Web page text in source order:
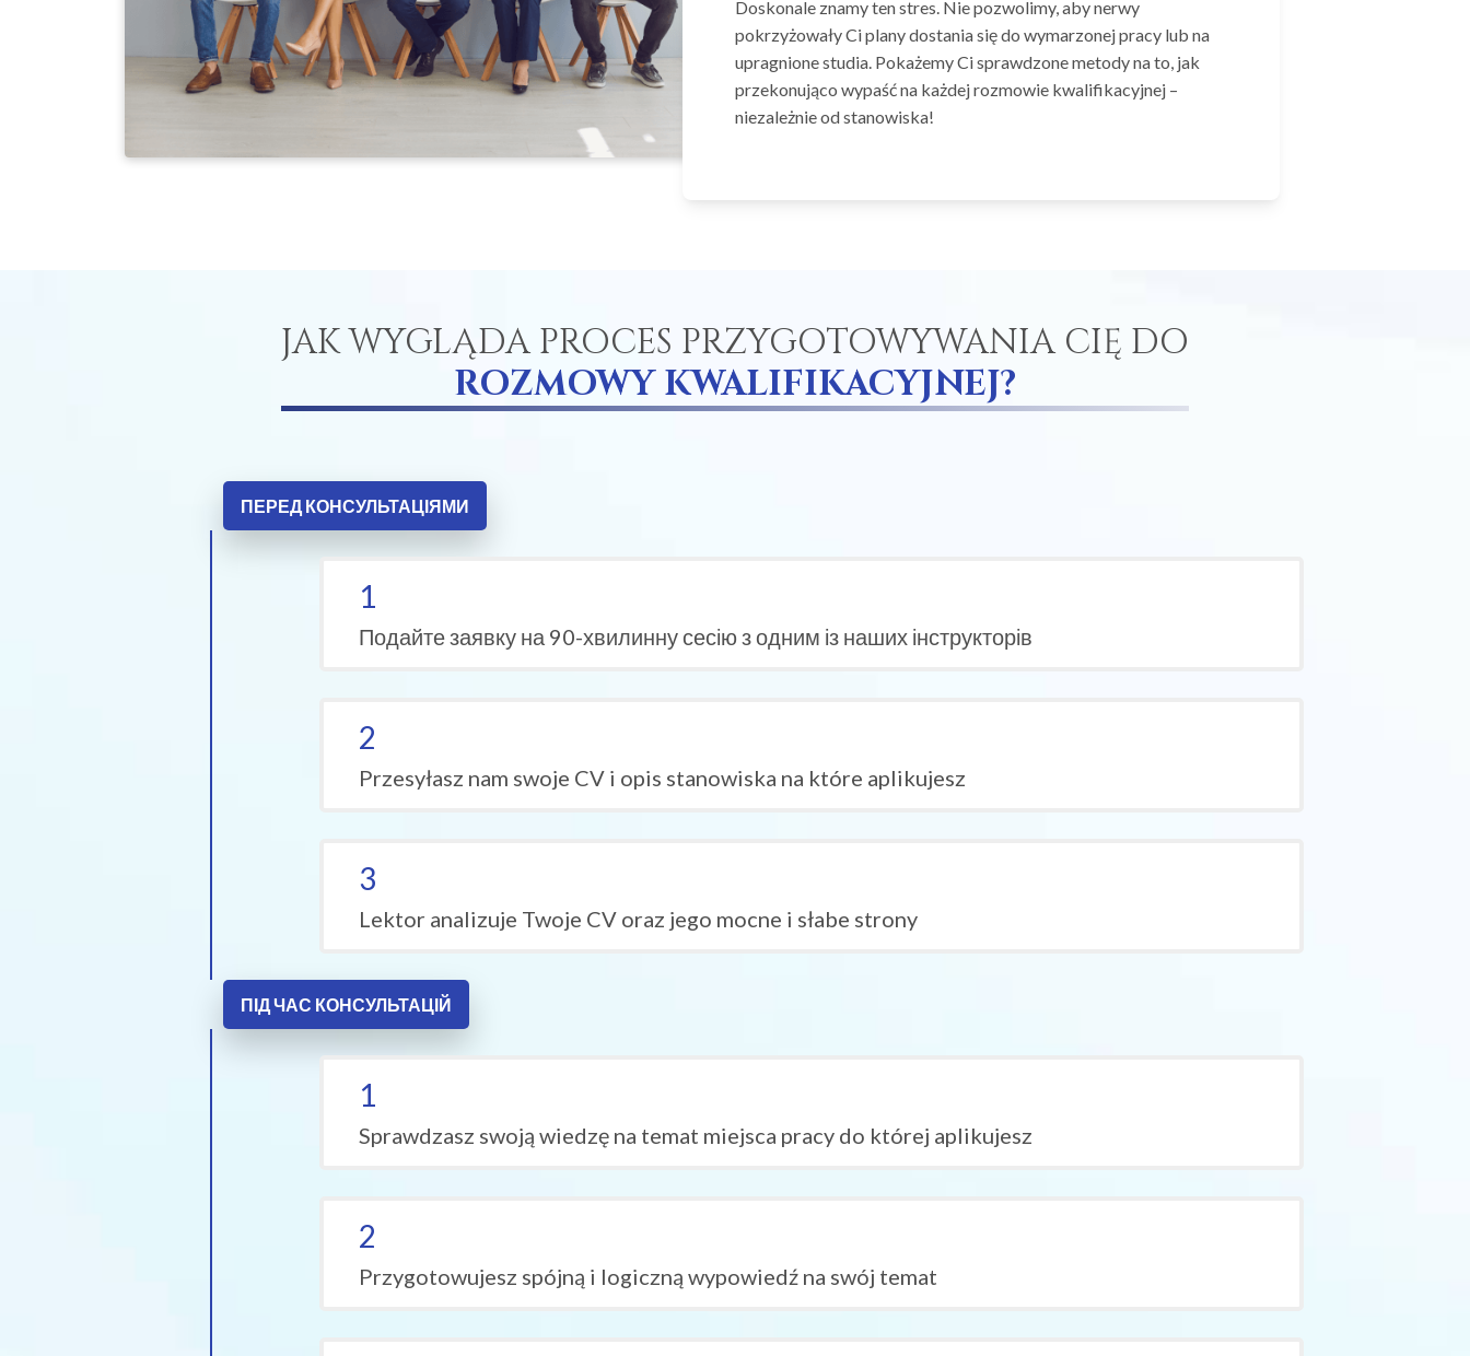
Doskonale znamy ten stres. Nie pozwolimy, aby nerwy
pokrzyżowały Ci plany dostania się do wymarzonej pracy lub na
upragnione studia. Pokażemy Ci sprawdzone metody na to, jak
przekonująco wypaść na każdej rozmowie kwalifikacyjnej –
niezależnie od stanowiska!
JAK WYGLĄDA PROCES PRZYGOTOWYWANIA CIĘ DO
ROZMOWY KWALIFIKACYJNEJ?
ПЕРЕД КОНСУЛЬТАЦІЯМИ
1
Подайте заявку на 90-хвилинну сесію з одним із наших інструкторів
2
Przesyłasz nam swoje CV i opis stanowiska na które aplikujesz
3
Lektor analizuje Twoje CV oraz jego mocne i słabe strony
ПІД ЧАС КОНСУЛЬТАЦІЙ
1
Sprawdzasz swoją wiedzę na temat miejsca pracy do której aplikujesz
2
Przygotowujesz spójną i logiczną wypowiedź na swój temat